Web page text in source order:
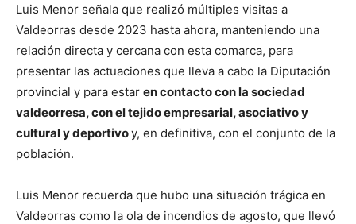
Luis Menor señala que realizó múltiples visitas a
Valdeorras desde 2023 hasta ahora, manteniendo una
relación directa y cercana con esta comarca, para
presentar las actuaciones que lleva a cabo la Diputación
provincial y para estar en contacto con la sociedad
valdeorresa, con el tejido empresarial, asociativo y
cultural y deportivoy, en definitiva, con el conjunto de la
población.
Luis Menor recuerda que hubo una situación trágica en
Valdeorras como la ola de incendios de agosto, que llevó